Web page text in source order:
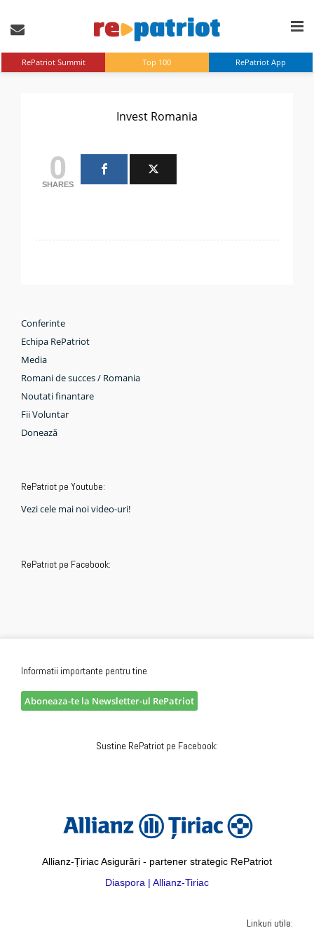
RePatriot Summit Top 100 RePatriot App
Invest Romania
0
SHARES
Conferinte
Echipa RePatriot
Media
Romani de succes / Romania
Noutati finantare
Fii Voluntar
Donează
RePatriot pe Youtube:
Vezi cele mai noi video-uri!
RePatriot pe Facebook:
Informatii importante pentru tine
Aboneaza-te la Newsletter-ul RePatriot
Sustine RePatriot pe Facebook:
Allianz-Țiriac Asigurări - partener strategic RePatriot
Diaspora | Allianz-Tiriac
Linkuri utile: